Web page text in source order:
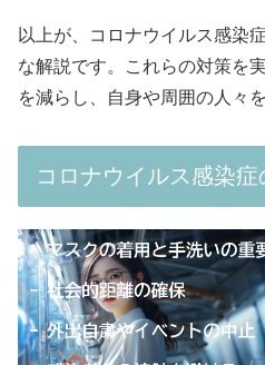
以上が、コロナウイルス感染
な解説です。これらの対策を
を減らし、自身や周囲の人々
コロナウイルス感染